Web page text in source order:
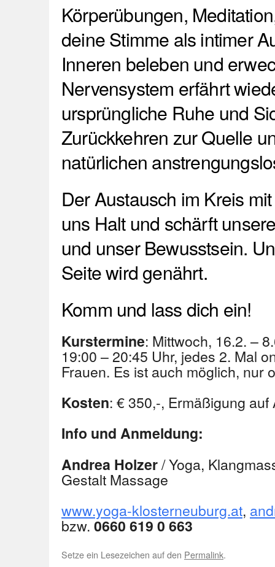
Körperübungen,
deine Stimme als intimer
Inneren beleben und
Nervensystem erfährt
ursprüngliche Ruhe und
Zurückkehren zur Quelle
natürlichen
Der Austausch im Kreis
uns Halt und schärft
und unser Bewusstsein.
Seite wird genährt.
Komm und lass dich ein!
Kurstermine: Mittwoch, 16.2. –
19:00 – 20:45 Uhr, jedes 2. Mal
Frauen. Es ist auch möglich, nur
Kosten: € 350,-, Ermäßigung auf
Info und Anmeldung:
Andrea Holzer/ Yoga,
Gestalt Massage
www.yoga-klosterneuburg.at,
bzw.0660 619 0 663
Setze ein Lesezeichen auf den Permalink.